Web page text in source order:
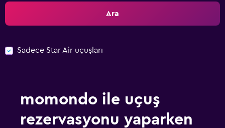
Ara
Sadece Star Air uçuşları
momondo ile uçuş
rezervasyonu yaparken